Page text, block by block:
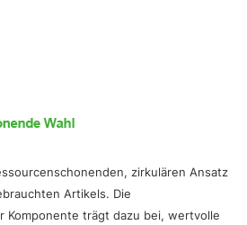
zirkulären Ansatz
Artikels. Die
Komponente trägt dazu bei, wertvolle